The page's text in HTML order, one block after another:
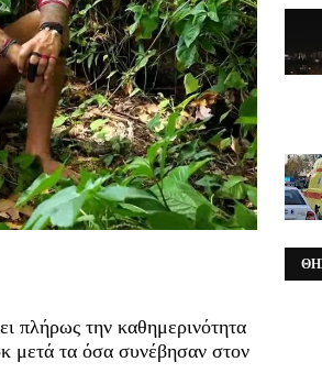
πλήρως την καθημερινότητα
μετά τα όσα συνέβησαν στον